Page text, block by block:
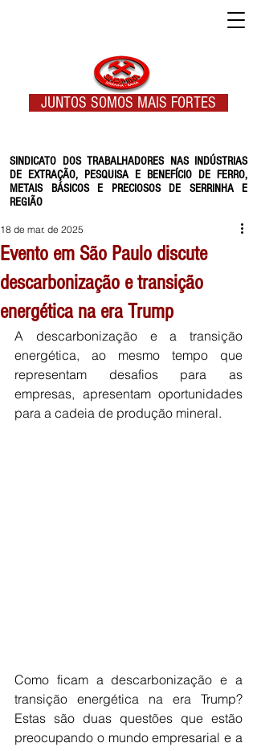
SINDICATO DOS TRABALHADORES NAS INDÚSTRIAS
DE EXTRAÇÃO, PESQUISA E BENEFÍCIO DE FERRO,
METAIS BÁSICOS E PRECIOSOS DE SERRINHA E
REGIÃO
JUNTOS SOMOS MAIS FORTES
Evento em São Paulo discute
descarbonização e transição
energética na era Trump
18 de mar. de 2025
A descarbonização e a transição
energética, ao mesmo tempo que
representam desafios para as
empresas, apresentam oportunidades
para a cadeia de produção mineral.
Como ficam a descarbonização e a
transição energética na era Trump?
Estas são duas questões que estão
preocupando o mundo empresarial e a